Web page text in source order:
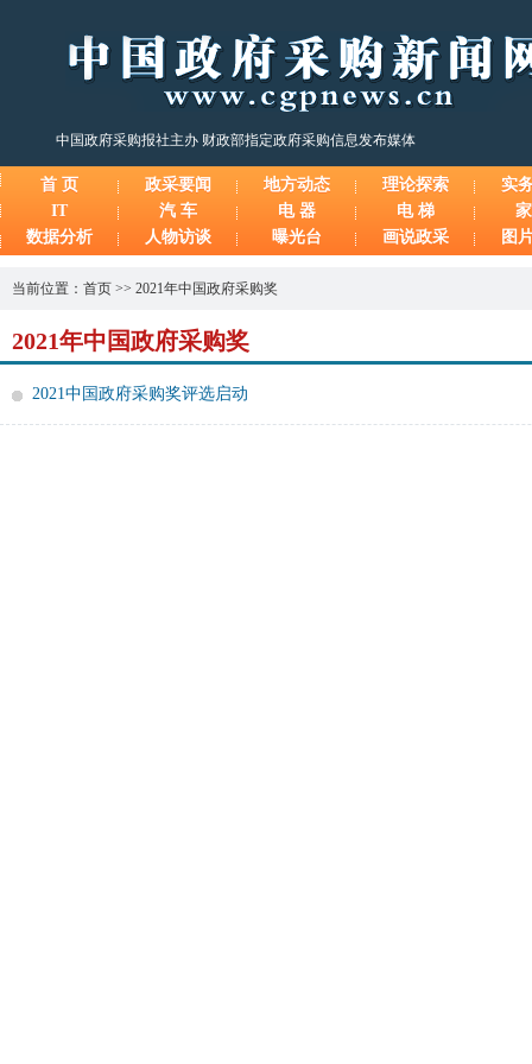
中国政府采购报社主办 财政部指定政府采购信息发布媒体
首 页 政采要闻 地方动态 理论探索
实
IT
汽 车 电 器 电 梯
数据分析
人物访谈 曝光台 画说政采 图
当前位置： 首页 >> 2021年中国政府采购奖
2021年中国政府采购奖
2021中国政府采购奖评选启动